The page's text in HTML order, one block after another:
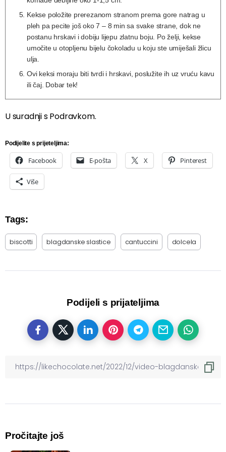
Kekse položite prerezanom stranom prema gore natrag u
pleh pa pecite još oko 7 – 8 min sa svake strane, dok ne
postanu hrskavi i dobiju lijepu zlatnu boju. Po želji, kekse
umočite u otopljenu bijelu čokoladu u koju ste umiješali žlicu
ulja.
Ovi keksi moraju biti tvrdi i hrskavi, poslužite ih uz vruću kavu
ili čaj. Dobar tek!
U suradnji s Podravkom.
Podijelite s prijeteljima:
Facebook E-pošta X Pinterest
Više
Tags:
biscotti blagdanske slastice cantuccini dolcela
Podijeli s prijateljima
Pročitajte još